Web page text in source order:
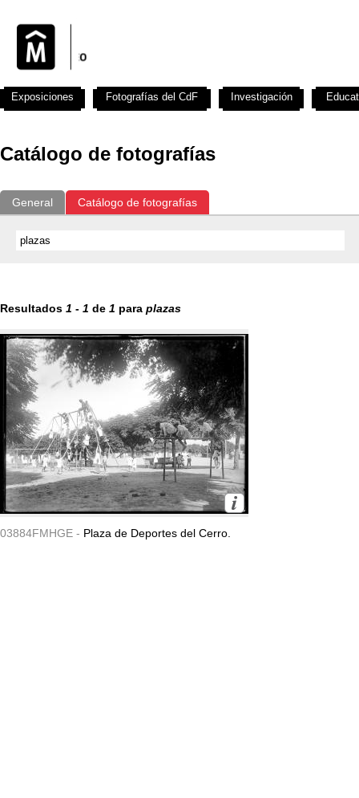
Catálogo de fotografías
General Catálogo de fotografías
Resultados 1 - 1 de 1 para plazas
03884FMHGE - Plaza de Deportes del Cerro.
Exposiciones Fotografías del CdF Investigación